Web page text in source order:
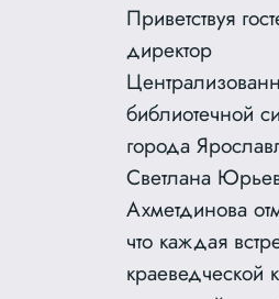
Приветствуя
директор
библиотечной
города
Светлана
Ахметдинова
что каждая
краеведческой